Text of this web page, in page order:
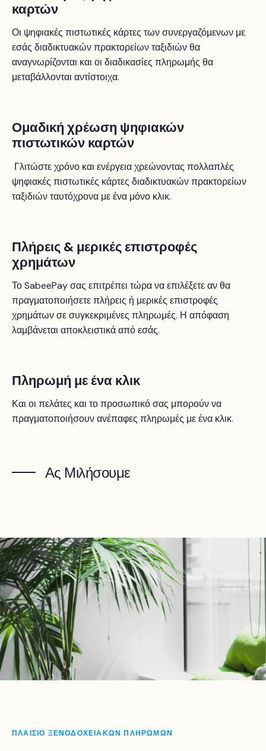
καρτών
Οι ψηφιακές πιστωτικές κάρτες των συνεργαζόμενων με
εσάς διαδικτυακών πρακτορείων ταξιδιών θα
αναγνωρίζονται και οι διαδικασίες πληρωμής θα
μεταβάλλονται αντίστοιχα.
Ομαδική χρέωση ψηφιακών
πιστωτικών καρτών
Γλιτώστε χρόνο και ενέργεια χρεώνοντας πολλαπλές
ψηφιακές πιστωτικές κάρτες διαδικτυακών πρακτορείων
ταξιδιών ταυτόχρονα με ένα μόνο κλικ.
Πλήρεις & μερικές επιστροφές
χρημάτων
Το SabeePay σας επιτρέπει τώρα να επιλέξετε αν θα
πραγματοποιήσετε πλήρεις ή μερικές επιστροφές
χρημάτων σε συγκεκριμένες πληρωμές. Η απόφαση
λαμβάνεται αποκλειστικά από εσάς.
Πληρωμή με ένα κλικ
Και οι πελάτες και το προσωπικό σας μπορούν να
πραγματοποιήσουν ανέπαφες πληρωμές με ένα κλικ.
Ας Μιλήσουμε
ΠΛΑΙΣΙΟ ΞΕΝΟΔΟΧΕΙΑΚΩΝ ΠΛΗΡΩΜΩΝ